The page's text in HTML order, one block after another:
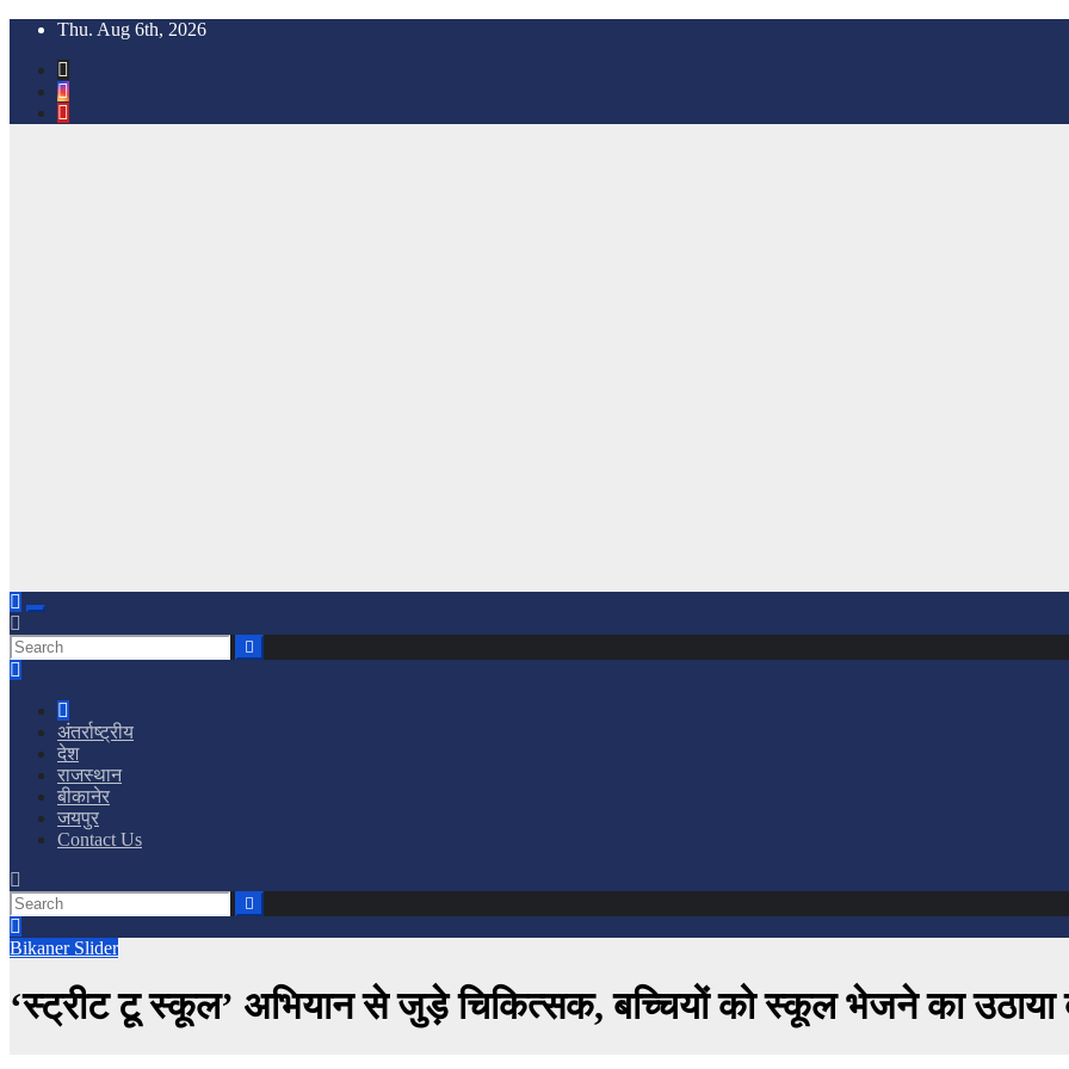
Skip
content
Thu. Aug 6th, 2026
अंतर्राष्ट्रीय
देश
राजस्थान
बीकानेर
जयपुर
Contact Us
Bikaner Slider
‘स्ट्रीट टू स्कूल’ अभियान से जुड़े चिकित्सक, बच्चियों को स्कूल भेजने का उठाया